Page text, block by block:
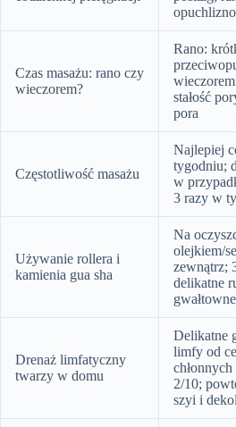
Czas masażu: rano czy
wieczorem?
Rano:
stałość
pora
Częstotliwość masażu
Najlepiej
tygodniu;
w
3 razy w
Używanie rollera i
kamienia gua sha
Na
olejkiem/
zewnątrz;
delikatne
Drenaż limfatyczny
twarzy w domu
Delikatne
limfy od
2/10;
szyi i